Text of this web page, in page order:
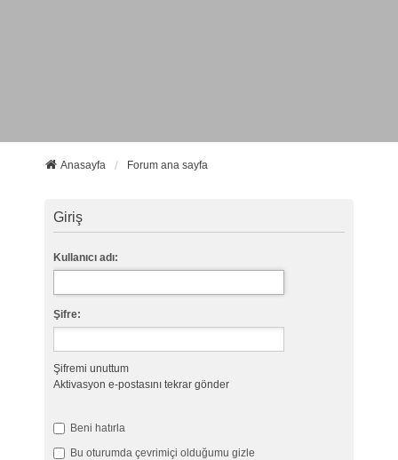
Anasayfa Forum ana sayfa
Giriş
Kullanıcı adı:
Şifre:
Şifremi unuttum
Aktivasyon e-postasını tekrar gönder
Beni hatırla
Bu oturumda çevrimiçi olduğumu gizle